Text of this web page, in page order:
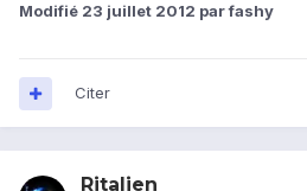
Modifié 23 juillet 2012 par fashy
Citer
Ritalien